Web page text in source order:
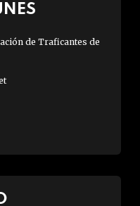
de Traficantes de